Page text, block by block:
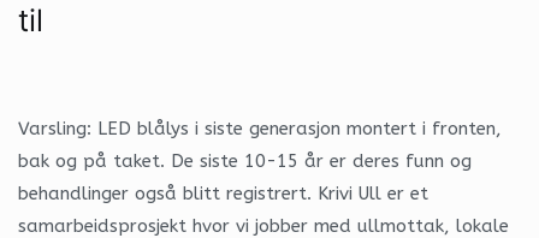
til
Varsling: LED blålys i siste generasjon montert i fronten,
bak og på taket. De siste 10-15 år er deres funn og
behandlinger også blitt registrert. Krivi Ull er et
samarbeidsprosjekt hvor vi jobber med ullmottak, lokale